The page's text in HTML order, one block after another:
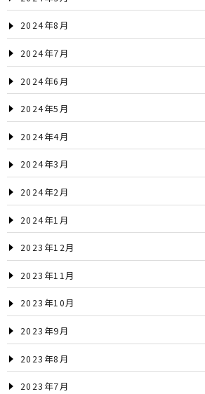
2024年8月
2024年7月
2024年6月
2024年5月
2024年4月
2024年3月
2024年2月
2024年1月
2023年12月
2023年11月
2023年10月
2023年9月
2023年8月
2023年7月